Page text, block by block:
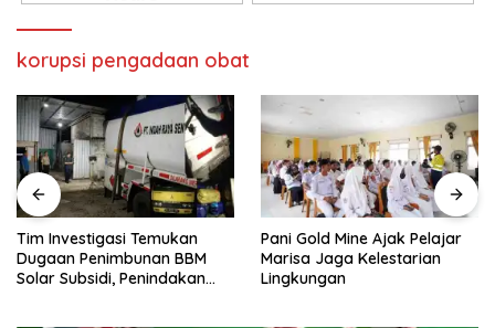
korupsi pengadaan obat
Pani Gold Mine Ajak Pelajar
Marisa Jaga Kelestarian
Lingkungan
H. Muhammad Faizal :
Pembinaan Politik Penting
untuk Menciptakan Kompetisi